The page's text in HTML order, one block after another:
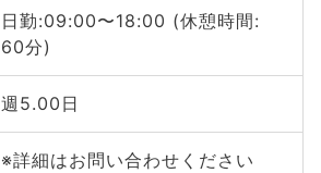
日勤:09:00〜18:00 (休憩時間:
60分)
週5.00日
※詳細はお問い合わせください